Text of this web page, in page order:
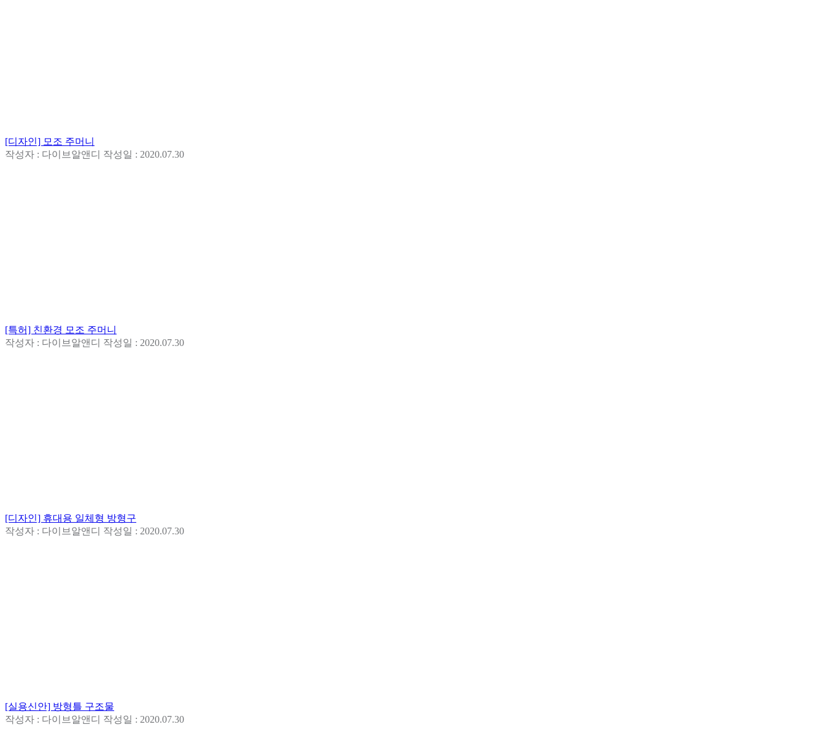
[디자인] 모조 주머니
작성자 : 다이브알앤디 작성일 : 2020.07.30
[특허] 친환경 모조 주머니
작성자 : 다이브알앤디 작성일 : 2020.07.30
[디자인] 휴대용 일체형 방형구
작성자 : 다이브알앤디 작성일 : 2020.07.30
[실용신안] 방형틀 구조물
작성자 : 다이브알앤디 작성일 : 2020.07.30